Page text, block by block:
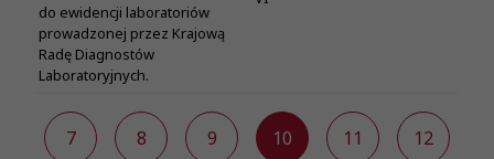
do ewidencji laboratoriów
prowadzonej przez Krajową
Radę Diagnostów
Laboratoryjnych.
7 8 9 10 11 12